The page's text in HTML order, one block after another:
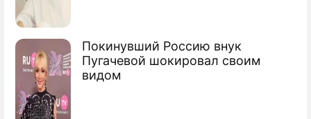
Покинувший Россию внук
Пугачевой шокировал своим
видом